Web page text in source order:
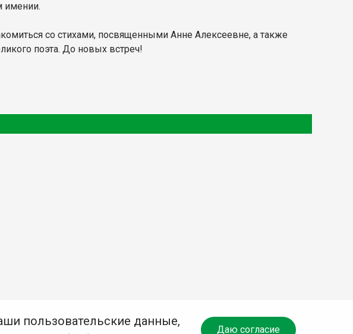
имении.
со стихами, посвященными Анне Алексеевне, а также
поэта. До новых встреч!
пользовательские данные,
Даю согласие